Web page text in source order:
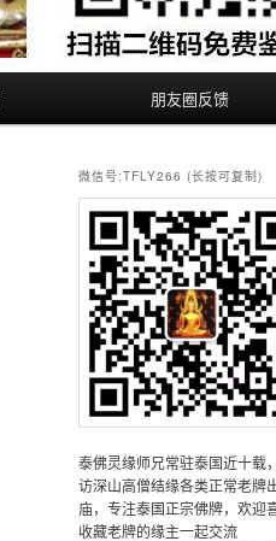
朋友圈反馈
微信号:TFLY266 (长按可复制)
泰佛灵缘师兄常驻泰国近十载
访深山高僧结缘各类正常老牌
庙，专注泰国正宗佛牌，欢迎
收藏老牌的缘主一起交流